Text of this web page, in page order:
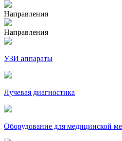
Направления
Направления
УЗИ аппараты
Лучевая диагностика
Оборудование для медицинской